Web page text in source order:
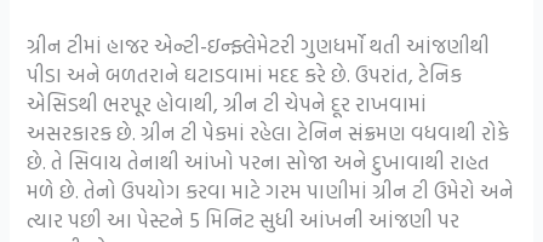
ગ્રીન ટીમાં હાજર એન્ટી-ઇન્ફ્લેમેટરી ગુણધર્મો થતી આંજણીથી
પીડા અને બળતરાને ઘટાડવામાં મદદ કરે છે. ઉપરાંત, ટેનિક
એસિડથી ભરપૂર હોવાથી, ગ્રીન ટી ચેપને દૂર રાખવામાં
અસરકારક છે. ગ્રીન ટી પેકમાં રહેલા ટેનિન સંક્રમણ વધવાથી રોકે
છે. તે સિવાય તેનાથી આંખો પરના સોજા અને દુખાવાથી રાહત
મળે છે. તેનો ઉપયોગ કરવા માટે ગરમ પાણીમાં ગ્રીન ટી ઉમેરો અને
ત્યાર પછી આ પેસ્ટને 5 મિનિટ સુધી આંખની આંજણી પર